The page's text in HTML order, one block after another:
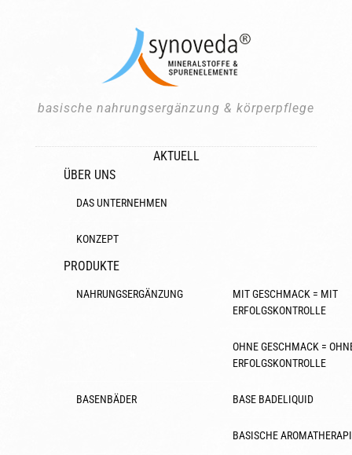
basische nahrungsergänzung & körperpflege
AKTUELL
ÜBER UNS
DAS UNTERNEHMEN
KONZEPT
PRODUKTE
NAHRUNGSERGÄNZUNG
MIT GESCHMACK = MIT
ERFOLGSKONTROLLE
OHNE GESCHMACK =
ERFOLGSKONTROLLE
BASENBÄDER BASE BADELIQUID
BASISCHE